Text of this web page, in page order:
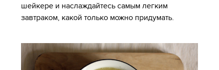
шейкере и наслаждайтесь самым легким
завтраком, какой только можно придумать.